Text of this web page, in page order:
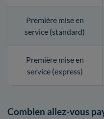
Première mise en
service (standard)
Première mise en
service (express)
Combien allez-vous